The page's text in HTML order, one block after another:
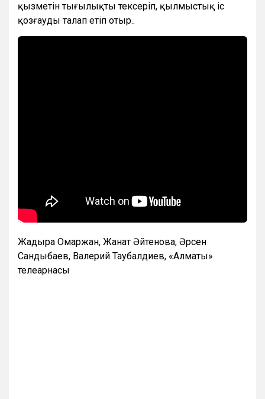
қызметін тыңғылықты тексеріп, қылмыстық іс
қозғауды талап етіп отыр..
Жадыра Омаржан, Жанат Әйтенова, Әрсен
Сандыбаев, Валерий Таубалдиев, «Алматы»
телеарнасы